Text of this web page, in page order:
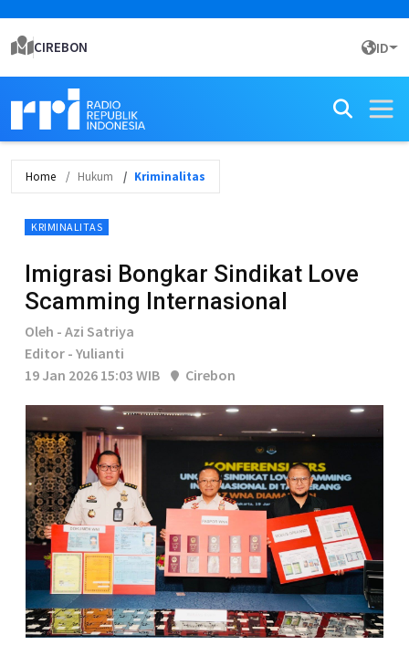
CIREBON ID
Home Hukum Kriminalitas
KRIMINALITAS
Imigrasi Bongkar Sindikat Love
Scamming Internasional
Oleh - Azi Satriya
Editor - Yulianti
19 Jan 2026 15:03 WIB
Cirebon